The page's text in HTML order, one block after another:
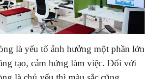
là yếu tố ảnh hưởng một phần lớn
tạo, cảm hứng làm việc. Đối với